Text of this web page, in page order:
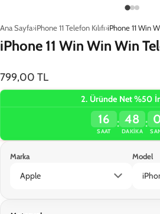
Ana Sayfa iPhone 11 Telefon Kılıfı iPhone 11 Win
iPhone 11 Win Win Win
799,00 TL
2. Üründe Net %50
16
SAAT
: 48
DAKIKA
:
Marka
Apple
Model